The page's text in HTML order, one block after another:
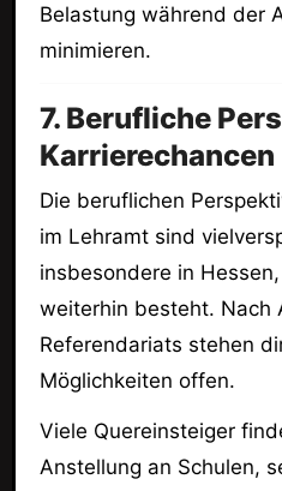
Belastung während der
minimieren.
7. Berufliche
Karrierechancen
Die beruflichen
im Lehramt sind
insbesondere in
weiterhin besteht. Nach
Referendariats stehen
Möglichkeiten offen.
Viele Quereinsteiger
Anstellung an Schulen,